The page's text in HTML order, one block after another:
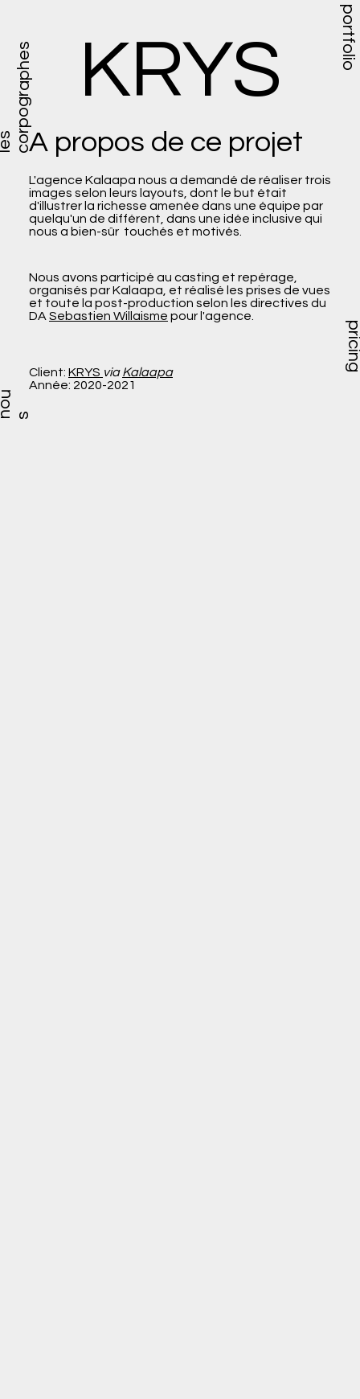
KRYS
A propos de ce projet
L'agence Kalaapa nous a demandé de réaliser trois
images selon leurs layouts, dont le but était
d'illustrer la richesse amenée dans une équipe par
quelqu'un de différent, dans une idée inclusive qui
nous a bien-sûr touchés et motivés.
Nous avons participé au casting et repérage,
organisés par Kalaapa, et réalisé les prises de vues
et toute la post-production selon les directives du
DA Sebastien Willaisme pour l'agence.
Client: KRYS viaKalaapa
Année: 2020-2021
portfolio
n
s
s